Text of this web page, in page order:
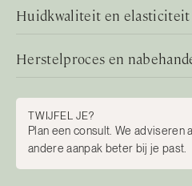
Huidkwaliteit en elasticiteit
Herstelproces en
TWIJFEL JE?
Plan een consult. We
andere aanpak beter bij je past.